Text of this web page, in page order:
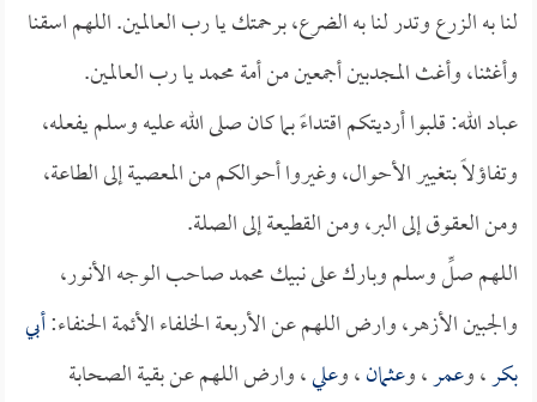
لنا به الزرع وتدر لنا به الضرع، برحمتك يا رب العالمين. اللهم اسقنا
وأغثنا، وأغث المجدبين أجمعين من أمة محمد يا رب العالمين.
عباد الله: قلبوا أرديتكم اقتداءً بما كان صلى الله عليه وسلم يفعله،
وتفاؤلاً بتغيير الأحوال، وغيروا أحوالكم من المعصية إلى الطاعة،
ومن العقوق إلى البر، ومن القطيعة إلى الصلة.
اللهم صلِّ وسلم وبارك على نبيك محمد صاحب الوجه الأنور،
والجبين الأزهر، وارض اللهم عن الأربعة الخلفاء الأئمة الحنفاء:أبي
بكر، وعمر، وعثمان، وعلي، وارض اللهم عن بقية الصحابة